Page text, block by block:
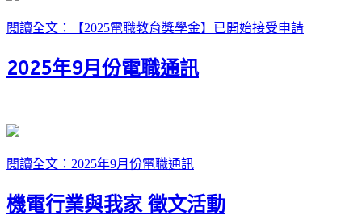
閱讀全文：【2025電職教育獎學金】已開始接受申請
2025年9月份電職通訊
閱讀全文：2025年9月份電職通訊
機電行業與我家 徵文活動